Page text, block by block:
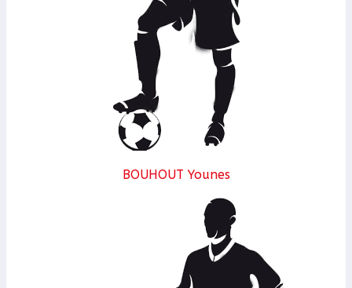
BOUHOUT Younes